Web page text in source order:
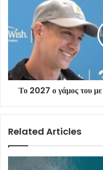
Το 2027 ο γάμος του
Related Articles